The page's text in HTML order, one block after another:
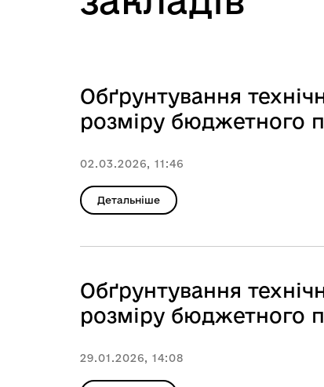
Обґрунтування
розміру бюджетного
02.03.2026, 11:46
Детальніше
Обґрунтування
розміру бюджетного
29.01.2026, 14:08